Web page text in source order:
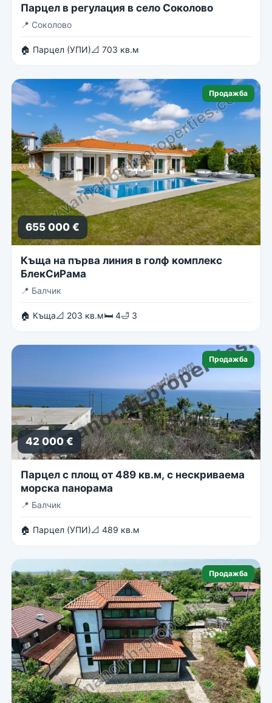
Парцел в регулация в село Соколово
📍 Соколово
🏠 Парцел (УПИ)📐 703 кв.м
Продажба
655 000 €
Къща на първа линия в голф комплекс
БлекСиРама
📍 Балчик
🏠 Къща📐 203 кв.м🛏 4🛁 3
Продажба
42 000 €
Парцел с площ от 489 кв.м, с нескриваема
морска панорама
📍 Балчик
🏠 Парцел (УПИ)📐 489 кв.м
Продажба